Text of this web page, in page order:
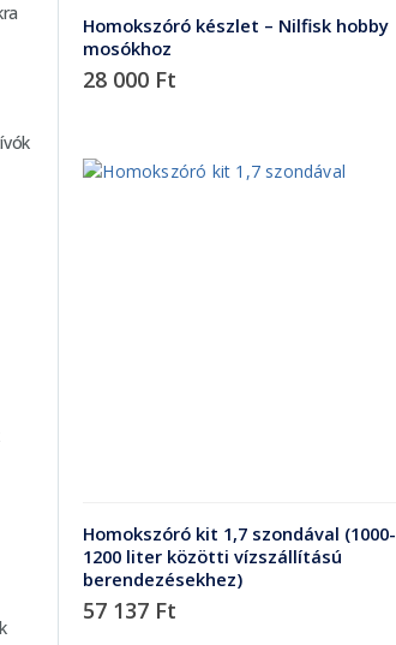
Homokszóró készlet – Nilfisk hobby
mosókhoz
28 000 Ft
Homokszóró kit 1,7 szondával (1000-
1200 liter közötti vízszállítású
berendezésekhez)
57 137 Ft